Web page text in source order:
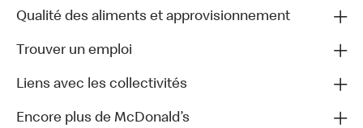
Qualité des aliments et approvisionnement
Trouver un emploi
Liens avec les collectivités
Encore plus de McDonald’s